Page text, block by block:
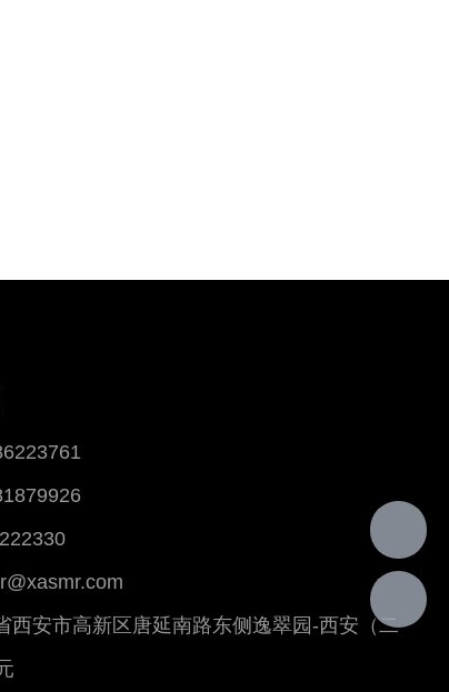
西安市高新区唐延南路东侧逸翠园-西安（二